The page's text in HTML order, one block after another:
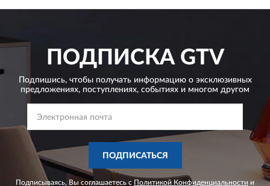
ПОДПИСКАGTV
Подпишись, чтобы получать информацию о эксклюзивных
предложениях, поступлениях, событиях и многом другом
ПОДПИСАТЬСЯ
Подписываясь, Вы соглашаетесь с Политикой Конфиденциальности и